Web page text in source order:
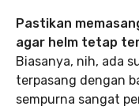
Pastikan
agar helm tetap
Biasanya, nih, ada
terpasang dengan
sempurna sangat